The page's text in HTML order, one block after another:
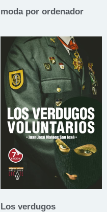
moda por ordenador
Los verdugos